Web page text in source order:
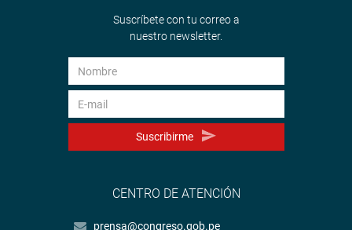
Suscríbete con tu correo a
nuestro newsletter.
Suscribirme
CENTRO DE ATENCIÓN
prensa@congreso.gob.pe